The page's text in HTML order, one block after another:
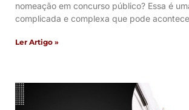
nomeação em concurso público? Essa é
complicada e complexa que pode
Ler Artigo »